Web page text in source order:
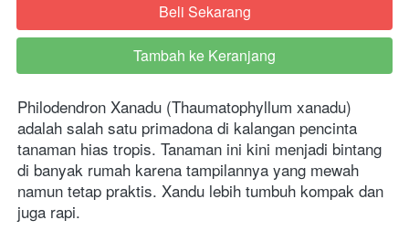
`Beli Sekarang
`
Tambah ke Keranjang
Philodendron Xanadu (Thaumatophyllum xanadu)
adalah salah satu primadona di kalangan pencinta
tanaman hias tropis. Tanaman ini kini menjadi bintang
di banyak rumah karena tampilannya yang mewah
namun tetap praktis. Xandu lebih tumbuh kompak dan
juga rapi.